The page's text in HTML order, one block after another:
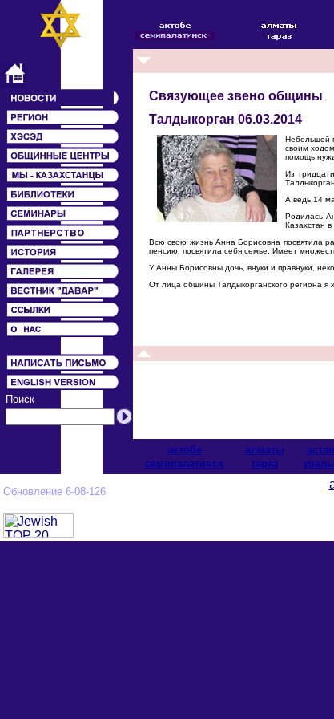
Поиск
Связующее звено общины
Талдыкорган 06.03.2014
Небольшой
своим
помощь
Из
А ведь 14
Родилась
Казахстан
Всю свою жизнь Анна Борисовна посвятила
пенсию, посвятила себя семье. Имеет
У Анны Борисовны дочь, внуки и правнуки,
От лица общины Талдыкорганского региона я
актобе алматы
cемипалатинск
тараз
Обновление 6-08-126